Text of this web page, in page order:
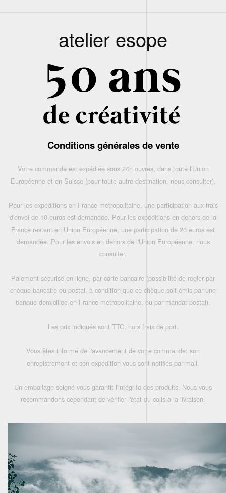
atelier esope
Conditions générales de vente
Votre commande est expédiée sous 24h ouvrés, dans toute l'Union
Européenne et en Suisse (pour toute autre destination, nous consulter),
Pour les expéditions en France métropolitaine, une participation aux frais
d'envoi de 10 euros est demandée. Pour les expéditions en dehors de la
France restant en Union Européenne, une participation de 20 euros est
demandée. Pour les envois en dehors de l'Union Européenne, nous
consulter.
Paiement sécurisé en ligne, par carte bancaire (possibilité de régler par
chèque bancaire ou postal, à condition que ce chèque soit émis par une
banque domiciliée en France métropolitaine, ou par mandat postal),
Les prix indiqués sont TTC, hors frais de port,
Vous êtes informé de l'avancement de votre commande: son
enregistrement et son expédition vous sont notifiés par mail.
Un emballage soigné vous garantit l'intégrité des produits. Nous vous
recommandons cependant de vérifier l'état du colis à la livraison.